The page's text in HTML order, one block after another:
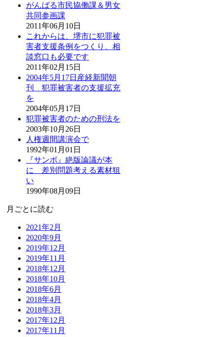
がんばる市民協働課＆男女
共同参画課
2011年06月10日
これからは、堺市に犯罪被
害者支援条例をつくり、相
談窓口も必要です
2011年02月15日
2004年5月17日産経新聞朝
刊 犯罪被害者の支援拡充
を
2004年05月17日
犯罪被害者のための刑法を
2003年10月26日
人権週間講演会で
1992年01月01日
『サンボ』絶版論議が本
に 差別問題考える素材狙
い
1990年08月09日
月ごとに読む
2021年2月
2020年9月
2019年12月
2019年11月
2018年12月
2018年10月
2018年6月
2018年4月
2018年3月
2017年12月
2017年11月